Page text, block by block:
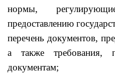
нормы,
предоставлению
перечень документов,
а также требования,
документам;